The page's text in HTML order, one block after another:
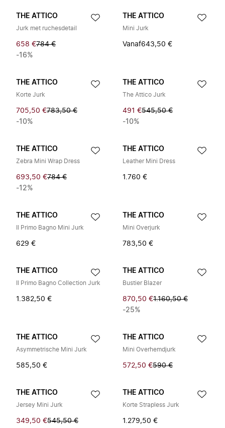
THE ATTICO
Jurk met ruchesdetail
658 €784 €
-16%
THE ATTICO
Mini Jurk
Vanaf643,50 €
THE ATTICO
Korte Jurk
705,50 €783,50 €
-10%
THE ATTICO
The Attico Jurk
491 €545,50 €
-10%
THE ATTICO
Zebra Mini Wrap Dress
693,50 €784 €
-12%
THE ATTICO
Leather Mini Dress
1.760 €
THE ATTICO
Il Primo Bagno Mini Jurk
629 €
THE ATTICO
Mini Overjurk
783,50 €
THE ATTICO
Il Primo Bagno Collection Jurk
1.382,50 €
THE ATTICO
Bustier Blazer
870,50 €1.160,50 €
-25%
THE ATTICO
Asymmetrische Mini Jurk
585,50 €
THE ATTICO
Mini Overhemdjurk
572,50 €590 €
THE ATTICO
Jersey Mini Jurk
349,50 €545,50 €
THE ATTICO
Korte Strapless Jurk
1.279,50 €